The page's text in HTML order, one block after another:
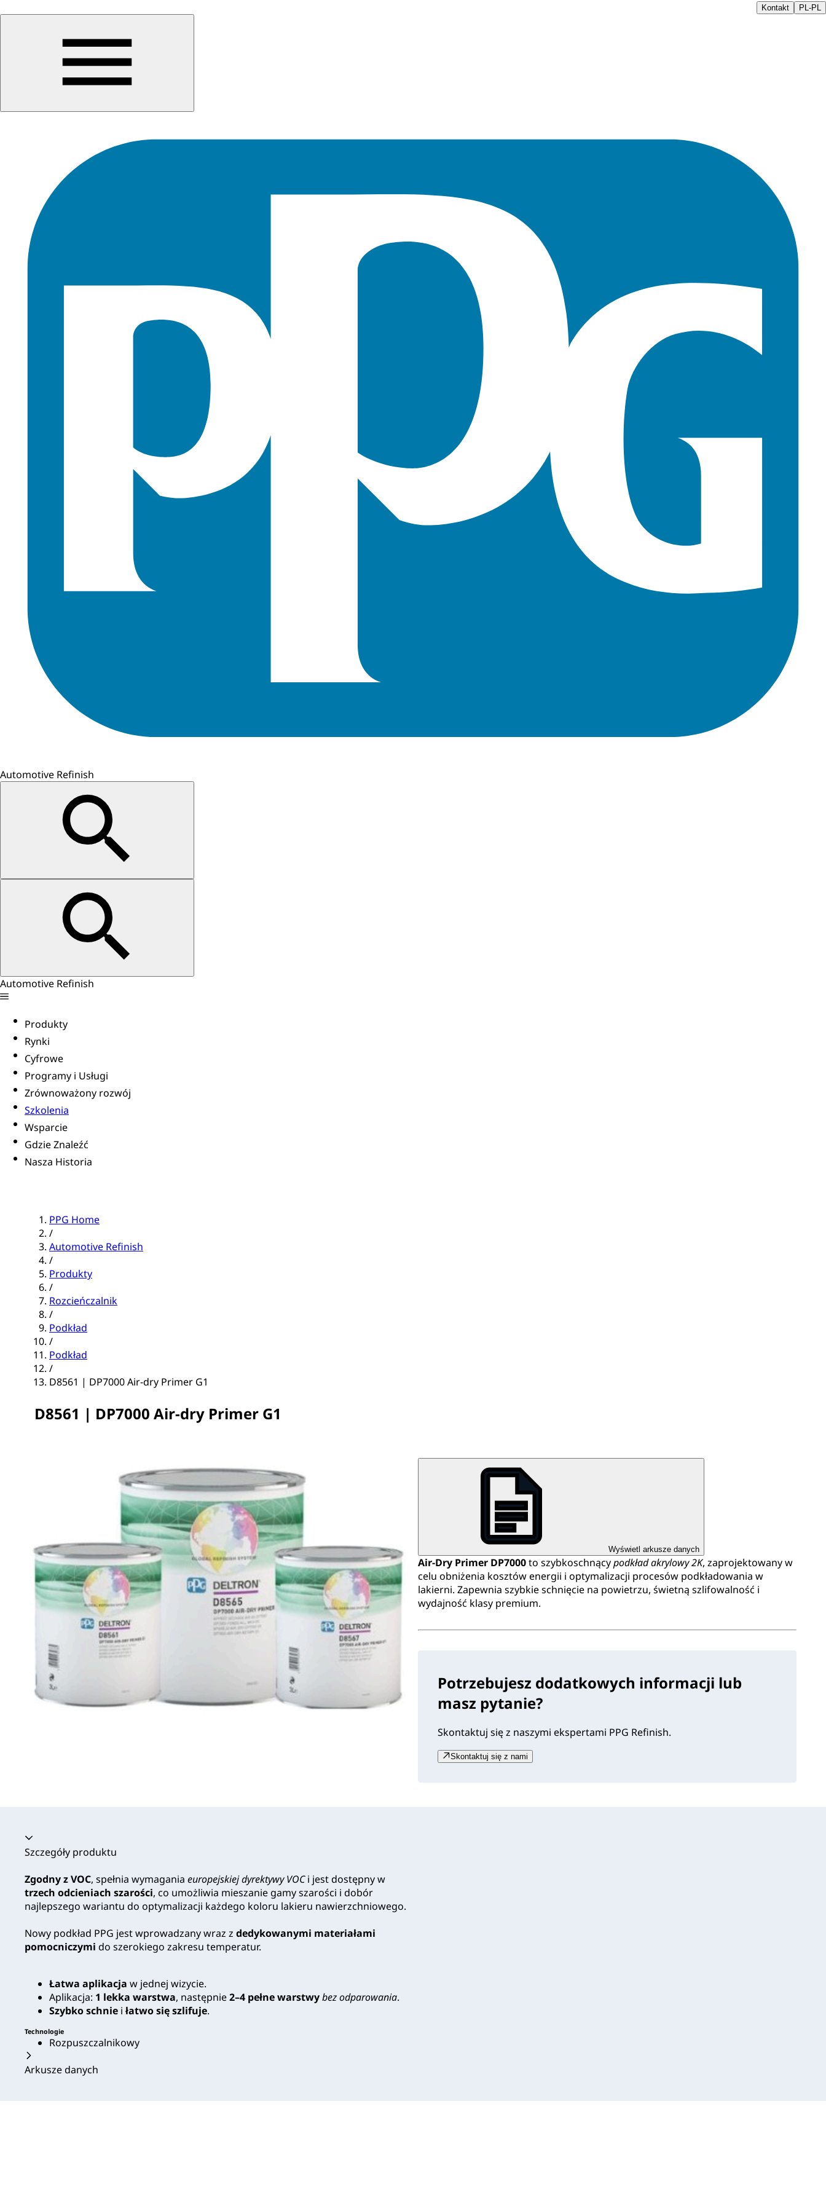
Kontakt PL-PL
Automotive Refinish
Automotive Refinish
Produkty
Rynki
Cyfrowe
Programy i Usługi
Zrównoważony rozwój
Szkolenia
Wsparcie
Gdzie Znaleźć
Nasza Historia
PPG Home
/
Automotive Refinish
/
Produkty
/
Rozcieńczalnik
/
Podkład
/
Podkład
/
D8561 | DP7000 Air-dry Primer G1
D8561 | DP7000 Air-dry Primer G1
Wyświetl arkusze danych
Air-Dry Primer DP7000to szybkoschnącypodkład akrylowy 2K, zaprojektowany w
celu obniżenia kosztów energii i optymalizacji procesów podkładowania w
lakierni. Zapewnia szybkie schnięcie na powietrzu, świetną szlifowalność i
wydajność klasy premium.
Potrzebujesz dodatkowych informacji lub
masz pytanie?
Skontaktuj się z naszymi ekspertami PPG Refinish.
Skontaktuj się z nami
Akordeon zwinięty
Szczegóły produktu
Zgodny z VOC, spełnia wymagania europejskiej dyrektywy VOCi jest dostępny w
trzech odcieniach szarości, co umożliwia mieszanie gamy szarości i dobór
najlepszego wariantu do optymalizacji każdego koloru lakieru nawierzchniowego.
Nowy podkład PPG jest wprowadzany wraz z dedykowanymi materiałami
pomocniczymi do szerokiego zakresu temperatur.
Łatwa aplikacja w jednej wizycie.
Aplikacja: 1 lekka warstwa, następnie2–4 pełne warstwybez odparowania.
Szybko schnie i łatwo się szlifuje.
Technologie
Rozpuszczalnikowy
Arkusze danych